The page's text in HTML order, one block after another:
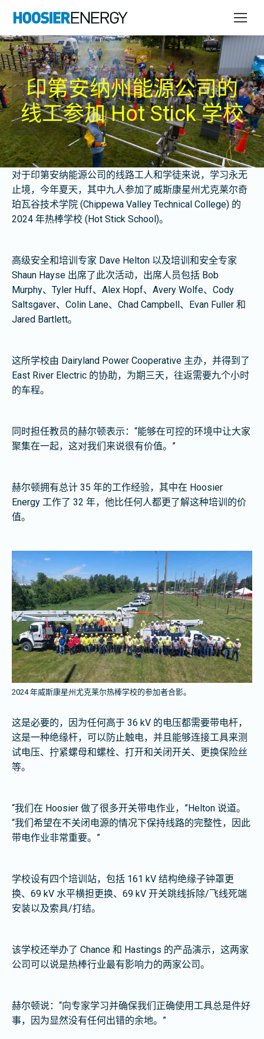
印第安纳州能源公司的
线工参加 Hot Stick 学校
对于印第安纳能源公司的线路工人和学徒来说，学习永无
止境，今年夏天，其中九人参加了威斯康星州尤克莱尔奇
珀瓦谷技术学院 (Chippewa Valley Technical College) 的
2024 年热棒学校 (Hot Stick School)。
高级安全和培训专家 Dave Helton 以及培训和安全专家
Shaun Hayse 出席了此次活动，出席人员包括 Bob
Murphy、Tyler Huff、Alex Hopf、Avery Wolfe、Cody
Saltsgaver、Colin Lane、Chad Campbell、Evan Fuller 和
Jared Bartlett。
这所学校由 Dairyland Power Cooperative 主办，并得到了
East River Electric 的协助，为期三天，往返需要九个小时
的车程。
同时担任教员的赫尔顿表示：“能够在可控的环境中让大家
聚集在一起，这对我们来说很有价值。”
赫尔顿拥有总计 35 年的工作经验，其中在 Hoosier
Energy 工作了 32 年，他比任何人都更了解这种培训的价
值。
2024 年威斯康星州尤克莱尔热棒学校的参加者合影。
这是必要的，因为任何高于 36 kV 的电压都需要带电杆，
这是一种绝缘杆，可以防止触电，并且能够连接工具来测
试电压、拧紧螺母和螺栓、打开和关闭开关、更换保险丝
等。
“我们在 Hoosier 做了很多开关带电作业，”Helton 说道。
“我们希望在不关闭电源的情况下保持线路的完整性，因此
带电作业非常重要。”
学校设有四个培训站，包括 161 kV 结构绝缘子钟罩更
换、69 kV 水平横担更换、69 kV 开关跳线拆除/飞线死端
安装以及索具/打结。
该学校还举办了 Chance 和 Hastings 的产品演示，这两家
公司可以说是热棒行业最有影响力的两家公司。
赫尔顿说：“向专家学习并确保我们正确使用工具总是件好
事，因为显然没有任何出错的余地。”